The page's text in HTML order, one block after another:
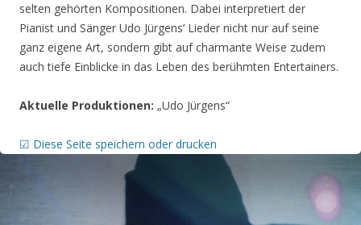
selten gehörten Kompositionen. Dabei interpretiert der
Pianist und Sänger Udo Jürgens‘ Lieder nicht nur auf seine
ganz eigene Art, sondern gibt auf charmante Weise zudem
auch tiefe Einblicke in das Leben des berühmten Entertainers.
Aktuelle Produktionen: „Udo Jürgens“
☑ Diese Seite speichern oder drucken